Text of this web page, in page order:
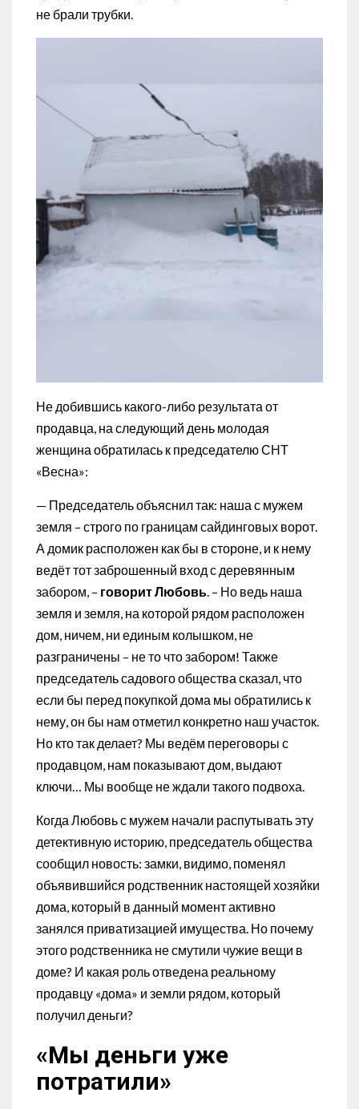
не брали трубки.
Не добившись какого-либо результата от
продавца, на следующий день молодая
женщина обратилась к председателю СНТ
«Весна»:
— Председатель объяснил так: наша с мужем
земля – строго по границам сайдинговых ворот.
А домик расположен как бы в стороне, и к нему
ведёт тот заброшенный вход с деревянным
забором, – говорит Любовь. – Но ведь наша
земля и земля, на которой рядом расположен
дом, ничем, ни единым колышком, не
разграничены – не то что забором! Также
председатель садового общества сказал, что
если бы перед покупкой дома мы обратились к
нему, он бы нам отметил конкретно наш участок.
Но кто так делает? Мы ведём переговоры с
продавцом, нам показывают дом, выдают
ключи… Мы вообще не ждали такого подвоха.
Когда Любовь с мужем начали распутывать эту
детективную историю, председатель общества
сообщил новость: замки, видимо, поменял
объявившийся родственник настоящей хозяйки
дома, который в данный момент активно
занялся приватизацией имущества. Но почему
этого родственника не смутили чужие вещи в
доме? И какая роль отведена реальному
продавцу «дома» и земли рядом, который
получил деньги?
«Мы деньги уже
потратили»